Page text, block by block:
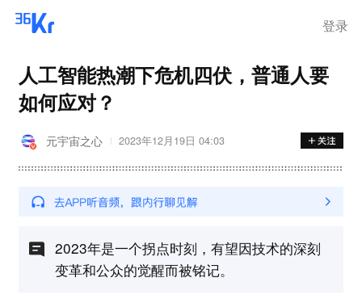
登录
人工智能热潮下危机四伏，普通人要
如何应对？
元宇宙之心 2023年12月19日 04:03
2023年是一个拐点时刻，有望因技术的深刻
变革和公众的觉醒而被铭记。